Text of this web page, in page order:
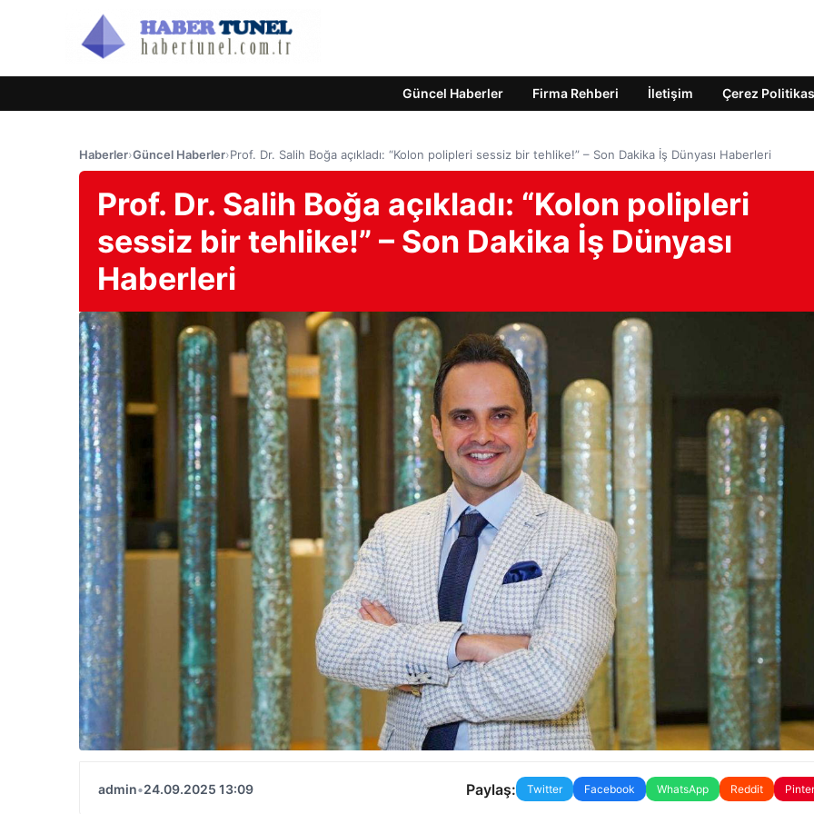
Güncel Haberler Firma Rehberi İletişim Çerez
Haberler›Güncel Haberler›Prof. Dr. Salih Boğa açıkladı: “Kolon polipleri sessiz bir tehlike!” – Son Dakika İş Dünyası Haberleri
Prof. Dr. Salih Boğa açıkladı: “Kolon polipleri
sessiz bir tehlike!” – Son Dakika İş Dünyası
Haberleri
admin•24.09.2025 13:09 Paylaş: Twitter Facebook WhatsApp Reddit